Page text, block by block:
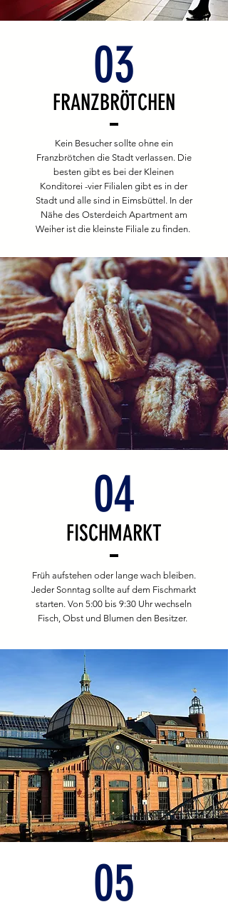
FRANZBRÖTCHEN
03
Kein Besucher sollte ohne ein
Franzbrötchen die Stadt verlassen. Die
besten gibt es bei der Kleinen
Konditorei -vier Filialen gibt es in der
Stadt und alle sind in Eimsbüttel. In der
Nähe des Osterdeich Apartment am
Weiher ist die kleinste Filiale zu finden.
FISCHMARKT
04
Früh aufstehen oder lange wach bleiben.
Jeder Sonntag sollte auf dem Fischmarkt
starten. Von 5:00 bis 9:30 Uhr wechseln
Fisch, Obst und Blumen den Besitzer.
05